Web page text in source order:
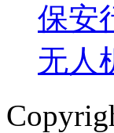
保安
无人